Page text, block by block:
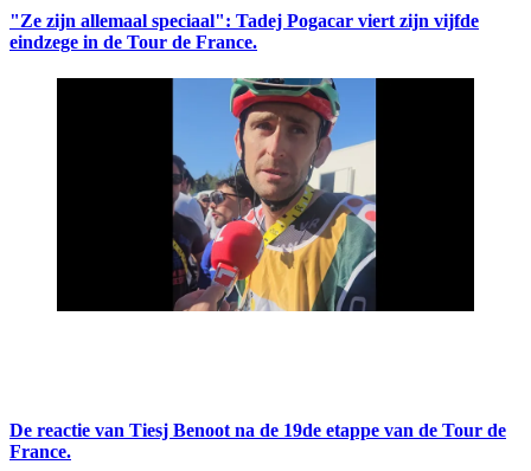
"Ze zijn allemaal speciaal": Tadej Pogacar viert zijn vijfde
eindzege in de Tour de France.
De reactie van Tiesj Benoot na de 19de etappe van de Tour de
France.